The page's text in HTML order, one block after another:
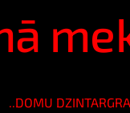
..DOMU